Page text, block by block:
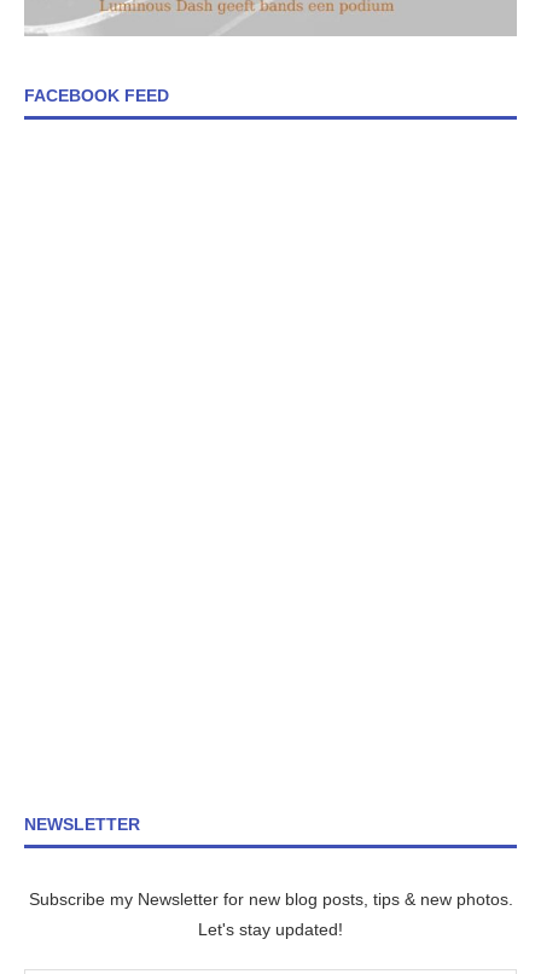
FACEBOOK FEED
NEWSLETTER
Subscribe my Newsletter for new blog posts, tips & new photos.
Let's stay updated!